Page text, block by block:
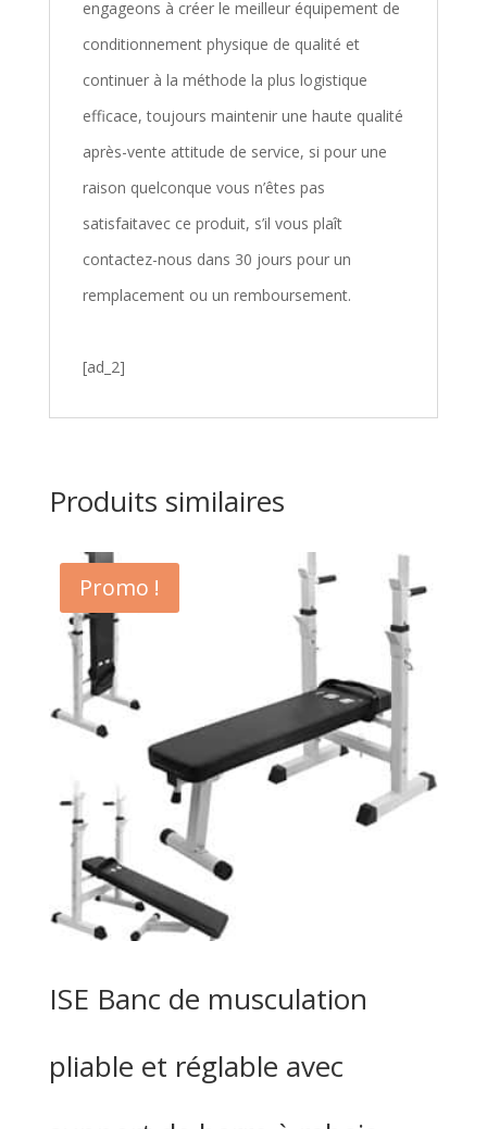
engageons à créer le meilleur équipement de
conditionnement physique de qualité et
continuer à la méthode la plus logistique
efficace, toujours maintenir une haute qualité
après-vente attitude de service, si pour une
raison quelconque vous n’êtes pas
satisfaitavec ce produit, s’il vous plaît
contactez-nous dans 30 jours pour un
remplacement ou un remboursement.
[ad_2]
Produits similaires
Promo !
ISE Banc de musculation
pliable et réglable avec